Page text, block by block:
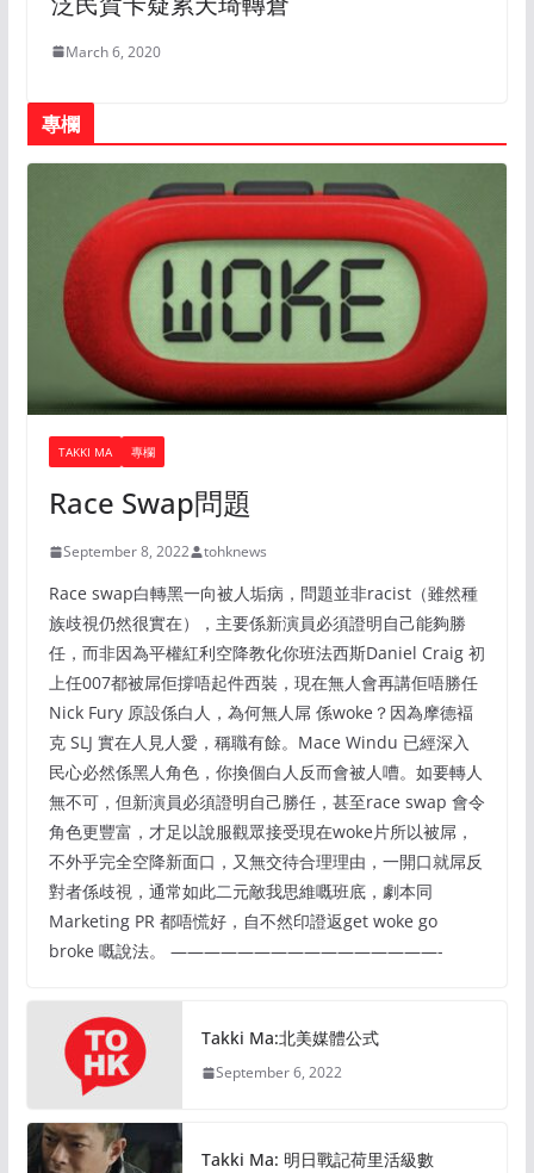
March 6, 2020
專欄
TAKKI MA 專欄
Race Swap問題
September 8, 2022 tohknews
Race swap白轉黑一向被人垢病，問題並非racist（雖然種
族歧視仍然很實在），主要係新演員必須證明自己能夠勝
任，而非因為平權紅利空降教化你班法西斯Daniel Craig 初
上任007都被屌佢撐唔起件西裝，現在無人會再講佢唔勝任
Nick Fury 原設係白人，為何無人屌 係woke？因為摩德褔
克 SLJ 實在人見人愛，稱職有餘。Mace Windu 已經深入
民心必然係黑人角色，你換個白人反而會被人嘈。如要轉人
無不可，但新演員必須證明自己勝任，甚至race swap 會令
角色更豐富，才足以說服觀眾接受現在woke片所以被屌，
不外乎完全空降新面口，又無交待合理理由，一開口就屌反
對者係歧視，通常如此二元敵我思維嘅班底，劇本同
Marketing PR 都唔慌好，自不然印證返get woke go
broke 嘅說法。 ————————————————-
Takki Ma:北美媒體公式
September 6, 2022
Takki Ma: 明日戰記荷里活級數